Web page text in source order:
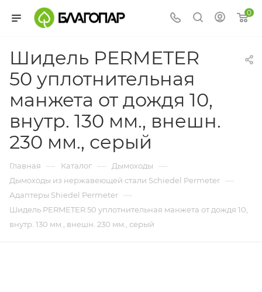
0
Шидель PERMETER
50 уплотнительная
манжета от дождя 10,
внутр. 130 мм., внешн.
230 мм., серый
Главная — Каталог — Дымоходы —
Дымоходы из нержавеющей стали Schiedel Permeter —
Адаптеры Shiedel Permeter —
Шидель PERMETER 50 уплотнительная манжета от дождя 10,
внутр. 130 мм., внешн. 230 мм., серый